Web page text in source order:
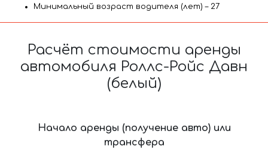
Минимальный возраст водителя (лет) – 27
Расчёт стоимости аренды
автомобиля Роллс-Ройс Давн
(белый)
Начало аренды (получение авто) или
трансфера